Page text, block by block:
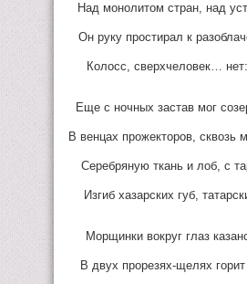
Над монолитом стран, над
Он руку простирал к
Колосс, сверхчеловек…
Еще с ночных застав мог
В венцах прожекторов, сквозь
Серебряную ткань и лоб, с
Изгиб хазарских губ,
Морщинки вокруг глаз
В двух прорезях-щелях